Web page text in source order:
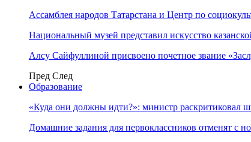
Ассамблея народов Татарстана и Центр по
Национальный музей представил искусство
Алсу Сайфуллиной присвоено почетное звание
Пред След
Образование
«Куда они должны идти?»: министр раскритиковал
Домашние задания для первоклассников отменят с